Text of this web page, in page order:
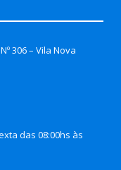
306 – Vila Nova
das 08:00hs às